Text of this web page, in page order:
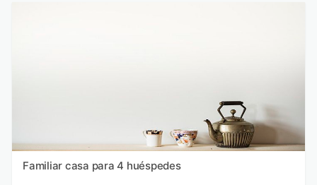
Familiar casa para 4 huéspedes